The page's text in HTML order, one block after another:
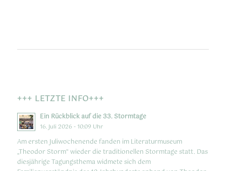
+++ LETZTE INFO+++
Ein Rückblick auf die 33. Stormtage
16. Juli 2026 - 10:09 Uhr
Am ersten Juliwochenende fanden im Literaturmuseum
„Theodor Storm“ wieder die traditionellen Stormtage statt. Das
diesjährige Tagungsthema widmete sich dem